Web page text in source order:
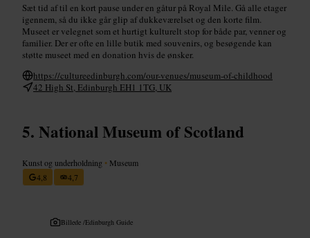
Sæt tid af til en kort pause under en gåtur på Royal Mile. Gå alle etager
igennem, så du ikke går glip af dukkeværelset og den korte film.
Museet er velegnet som et hurtigt kulturelt stop for både par, venner og
familier. Der er ofte en lille butik med souvenirs, og besøgende kan
støtte museet med en donation hvis de ønsker.
https://cultureedinburgh.com/our-venues/museum-of-childhood
42 High St, Edinburgh EH1 1TG, UK
National Museum of Scotland
Kunst og underholdning • Museum
4,8
4,7
Billede /Edinburgh Guide